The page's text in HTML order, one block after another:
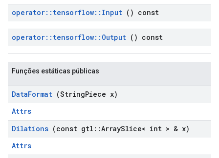
operator:: tensorflow:: Input () const
operator:: tensorflow:: Output () const
Funções estáticas públicas
DataFormat (StringPiece x)
Attrs
Dilations (const gtl ::ArraySlice< int > & x)
Attrs